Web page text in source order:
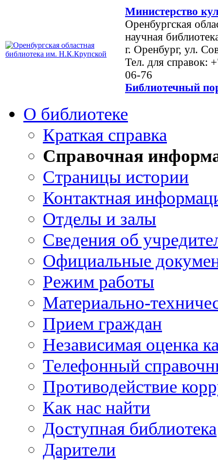
Министерство
Оренбургская
научная
г. Оренбург, ул.
Тел. для справок:
06-76
Библиотечный
О библиотеке
Краткая справка
Справочная
Страницы истории
Контактная
Отделы и залы
Сведения об
Официальные
Режим работы
Материально-
Прием граждан
Независимая оценка
Телефонный
Противодействие
Как нас найти
Доступная библиотека
Дарители